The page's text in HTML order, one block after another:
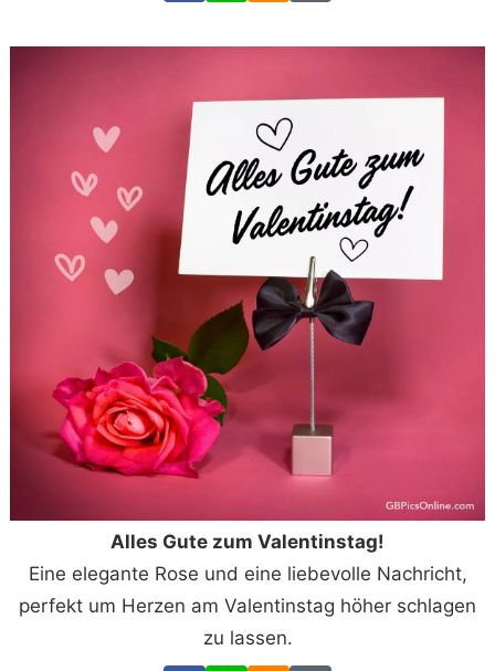
Alles Gute zum Valentinstag!
Eine elegante Rose und eine liebevolle Nachricht,
perfekt um Herzen am Valentinstag höher schlagen
zu lassen.